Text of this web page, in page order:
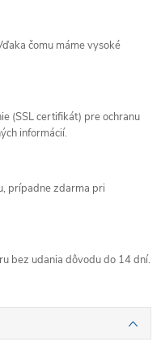
čomu máme vysoké
(SSL certifikát) pre ochranu
informácií.
prípadne zdarma pri
bez udania dôvodu do 14 dní.